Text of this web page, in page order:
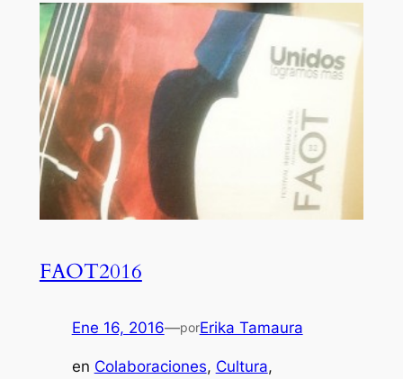
FAOT2016
Ene 16, 2016—porErika Tamaura
en Colaboraciones, Cultura